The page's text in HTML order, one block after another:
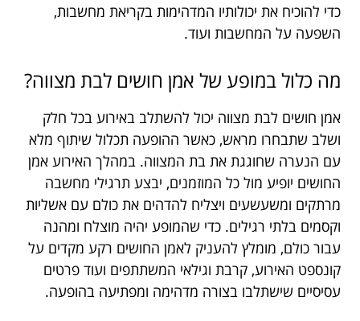
כדי להוכיח את יכולותיו המדהימות בקריאת מחשבות,
השפעה על המחשבות ועוד.
מה כלול במופע של אמן חושים לבת מצווה?
אמן חושים לבת מצווה יכול להשתלב באירוע בכל חלק
ושלב שתבחרו מראש, כאשר ההופעה תכלול שיתוף מלא
עם הנערה שחוגגת את בת המצווה. במהלך האירוע אמן
החושים יופיע מול כל המוזמנים, יבצע תרגילי מחשבה
מרתקים ומשעשעים ויצליח להדהים את כולם עם אשליות
וקסמים בלתי רגילים. כדי שהמופע יהיה מוצלח ומהנה
עבור כולם, מומלץ להעניק לאמן החושים רקע מקדים על
קונספט האירוע, קרבת וגילאי המשתתפים ועוד פרטים
עסיסיים שישתלבו בצורה מדהימה ומפתיעה בהופעה.